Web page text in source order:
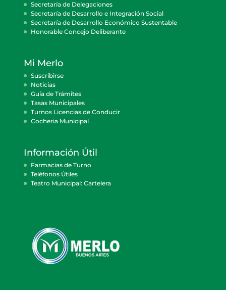
Secretaría de Delegaciones
Secretaría de Desarrollo e Integración Social
Secretaría de Desarrollo Económico Sustentable
Honorable Concejo Deliberante
Mi Merlo
Suscribirse
Noticias
Guía de Trámites
Tasas Municipales
Turnos Licencias de Conducir
Cocheria Municipal
Información Útil
Farmacias de Turno
Teléfonos Útiles
Teatro Municipal: Cartelera